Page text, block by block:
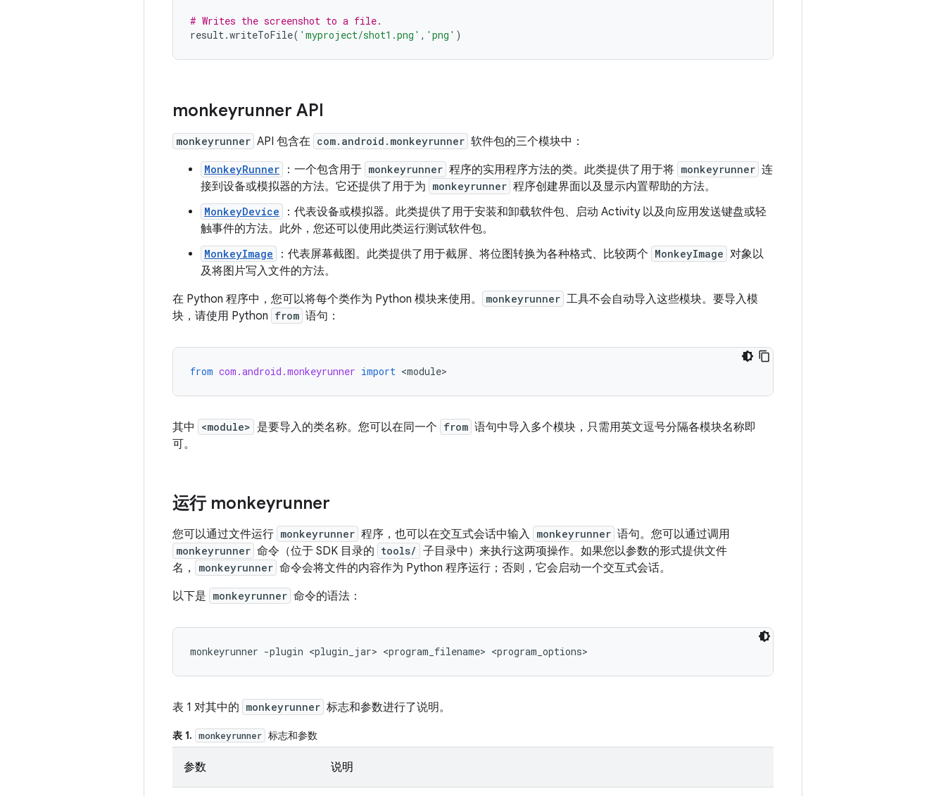
# Writes the screenshot to a file.
result.writeToFile( 'myproject/shot1.png' , 'png' )
monkeyrunner API
monkeyrunner API 包含在 com.android.monkeyrunner 软件包的三个模块中：
MonkeyRunner ：一个包含用于 monkeyrunner 程序的实用程序方法的类。此类提供了用于将 monkeyrunner 连
接到设备或模拟器的方法。它还提供了用于为 monkeyrunner 程序创建界面以及显示内置帮助的方法。
MonkeyDevice
：代表设备或模拟器。此类提供了用于安装和卸载软件包、启动 Activity 以及向应用发送键盘或轻
触事件的方法。此外，您还可以使用此类运行测试软件包。
MonkeyImage ：代表屏幕截图。此类提供了用于截屏、将位图转换为各种格式、比较两个 MonkeyImage 对象以
及将图片写入文件的方法。
在 Python 程序中，您可以将每个类作为 Python 模块来使用。
monkeyrunner 工具不会自动导入这些模块。要导入模
块，请使用 Python from 语句：
from com.android.monkeyrunner import <module>
其中 <module> 是要导入的类名称。您可以在同一个 from 语句中导入多个模块，只需用英文逗号分隔各模块名称即
可。
运行 monkeyrunner
您可以通过文件运行 monkeyrunner 程序，也可以在交互式会话中输入 monkeyrunner 语句。您可以通过调用
monkeyrunner 命令（位于 SDK 目录的 tools/ 子目录中）来执行这两项操作。如果您以参数的形式提供文件
名，
monkeyrunner 命令会将文件的内容作为 Python 程序运行；否则，它会启动一个交互式会话。
以下是 monkeyrunner 命令的语法：
表 1 对其中的 monkeyrunner 标志和参数进行了说明。
表 1. monkeyrunner 标志和参数
参数 说明